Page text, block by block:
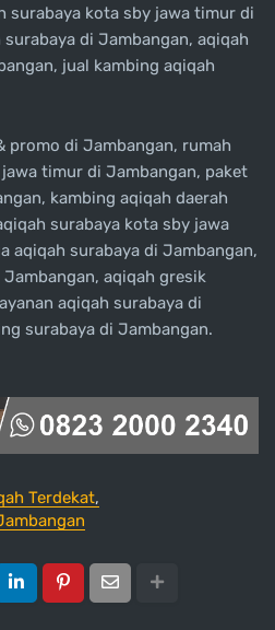
surabaya kota sby jawa timur di
di Jambangan, aqiqah
jual kambing aqiqah
promo di Jambangan, rumah
timur di Jambangan, paket
kambing aqiqah daerah
surabaya kota sby jawa
aqiqah surabaya di Jambangan,
aqiqah gresik
aqiqah surabaya di
surabaya di Jambangan.
Terdekat